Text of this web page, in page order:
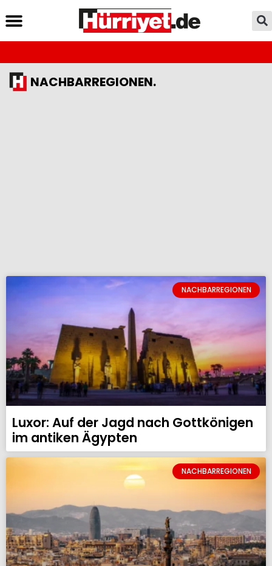
NACHBARREGIONEN.
NACHBARREGIONEN
Luxor: Auf der Jagd nach Gottkönigen
im antiken Ägypten
NACHBARREGIONEN